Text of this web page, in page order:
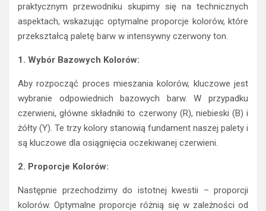
praktycznym przewodniku skupimy się na technicznych
aspektach, wskazując optymalne proporcje kolorów, które
przekształcą paletę barw w intensywny czerwony ton.
1. Wybór Bazowych Kolorów:
Aby rozpocząć proces mieszania kolorów, kluczowe jest
wybranie odpowiednich bazowych barw. W przypadku
czerwieni, główne składniki to czerwony (R), niebieski (B) i
żółty (Y). Te trzy kolory stanowią fundament naszej palety i
są kluczowe dla osiągnięcia oczekiwanej czerwieni.
2. Proporcje Kolorów:
Następnie przechodzimy do istotnej kwestii – proporcji
kolorów. Optymalne proporcje różnią się w zależności od